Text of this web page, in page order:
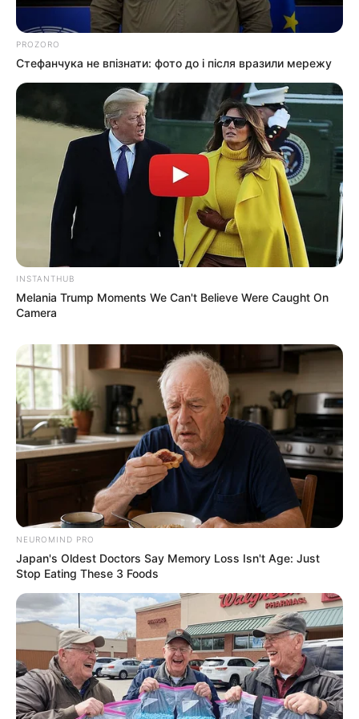
взялися засипати джерело, з
якого люди набирали питну
воду: що сталося? (фото,
відео)
07.08.2026
ГАРЯЧI
До $20 тисяч за «списання»: на
Закарпатті розслідують схему з
військовозобов’язаними —
підозри отримали екскерівники
Мукачівського ТЦК
07.08.2026
info@groza-news.info
Без рубрики
Гарячi
Культура
Нам пишуть
Партнерські матеріали
PROZORO
Стефанчука не впізнати: фото до і після вразили мережу
INSTANTHUB
Melania Trump Moments We Can't Believe Were Caught On
Camera
NEUROMIND PRO
Japan's Oldest Doctors Say Memory Loss Isn't Age: Just
Stop Eating These 3 Foods